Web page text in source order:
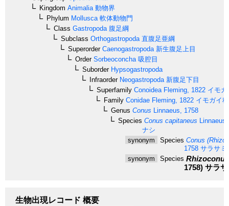
Kingdom Animalia 動物界
Phylum Mollusca 軟体動物門
Class Gastropoda 腹足綱
Subclass Orthogastropoda 直腹足亜綱
SuperorderCaenogastropoda 新生腹足上目
OrderSorbeoconcha 吸腔目
SuborderHypsogastropoda
InfraorderNeogastropoda 新腹足下目
Superfamily Conoidea Fleming, 1822 イモ
Family Conidae Fleming, 1822 イモガイ科
Genus Conus Linnaeus, 1758
Species Conus capitaneus
ナシ
synonym
Species Conus
1758 サラサミ
synonym
Species
1758) サラ
生物出現レコード 概要